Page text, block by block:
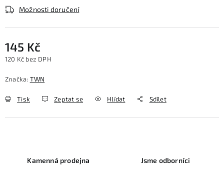
Možnosti doručení
145 Kč
120 Kč bez DPH
Značka: TWN
Tisk Zeptat se Hlídat Sdílet
Kamenná prodejna Jsme odborníci